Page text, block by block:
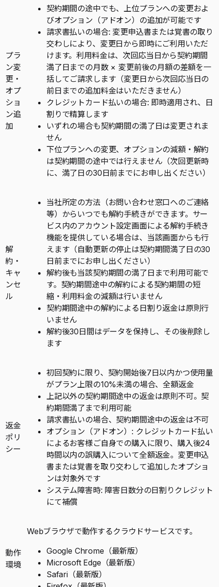
プラ
ン変
更・
オプ
ショ
ン追
加
契約期間の途中でも、上位プランへの変更およ
びオプション（アドオン）の追加が可能です
請求書払いの場合: 変更申込書または覚書の取り
交わしにより、変更日から即時にご利用いただ
けます。利用料金は、次回応当日から契約期間
満了日までの月数 × 変更前後の月額の差額を一
括してご請求します（変更日から次回応当日の
前日までの追加料金はいただきません）
クレジットカード払いの場合: 即時適用され、日
割りで精算します
いずれの場合も契約期間の満了日は変更されま
せん
下位プランへの変更、オプションの減額・解約
は契約期間の途中では行えません（次回更新時
に、満了日の30日前までにお申し出ください）
解
約・
キャ
ンセ
ル
当社所定の方法（お問い合わせ窓口へのご連絡
等）からいつでも解約手続きができます。サー
ビス内のアカウント設定画面による解約手続き
機能を提供している場合は、当該画面からも行
えます（自動更新の停止は契約期間満了日の30
日前までにお申し出ください）
解約後も当該契約期間の満了日まで利用可能で
す。契約期間途中の解約による契約期間の短
縮・利用料金の減額は行いません
契約期間途中の解約による日割り返金は原則行
いません
解約後30日間はデータを保持し、その後削除し
ます
返金
ポリ
シー
初回契約に限り、契約開始後7日以内かつ使用量
がプラン上限の10%未満の場合、全額返金
上記以外の契約期間途中の返金は原則不可。契
約期間満了まで利用可能
請求書払いの場合、契約期間途中の返金は不可
オプション（アドオン）: クレジットカード払い
によるお客様ご自身での購入に限り、購入後24
時間以内の誤購入について全額返金。変更申込
書または覚書を取り交わして追加したオプショ
ンは対象外です
システム障害時: 障害日数分の日割りクレジット
にて補償
動作
環境
Webブラウザで動作するクラウドサービスです。
Google Chrome（最新版）
Microsoft Edge（最新版）
Safari（最新版）